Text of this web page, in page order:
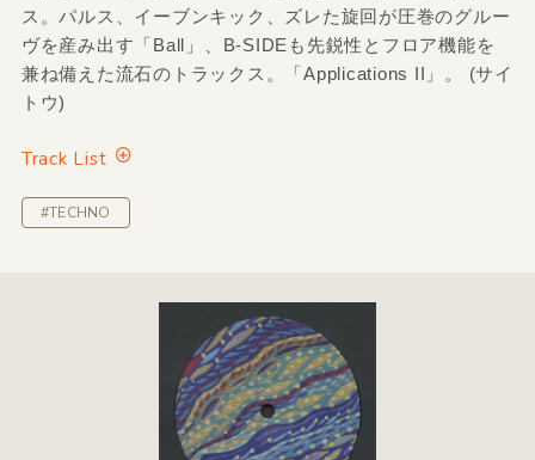
ス。パルス、イーブンキック、ズレた旋回が圧巻のグルー
ヴを産み出す「Ball」、B-SIDEも先鋭性とフロア機能を
兼ね備えた流石のトラックス。「Applications II」。 (サイ
トウ)
Track List
#TECHNO